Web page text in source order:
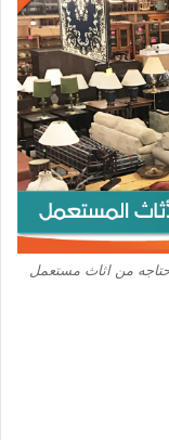
من اثاث مستعمل